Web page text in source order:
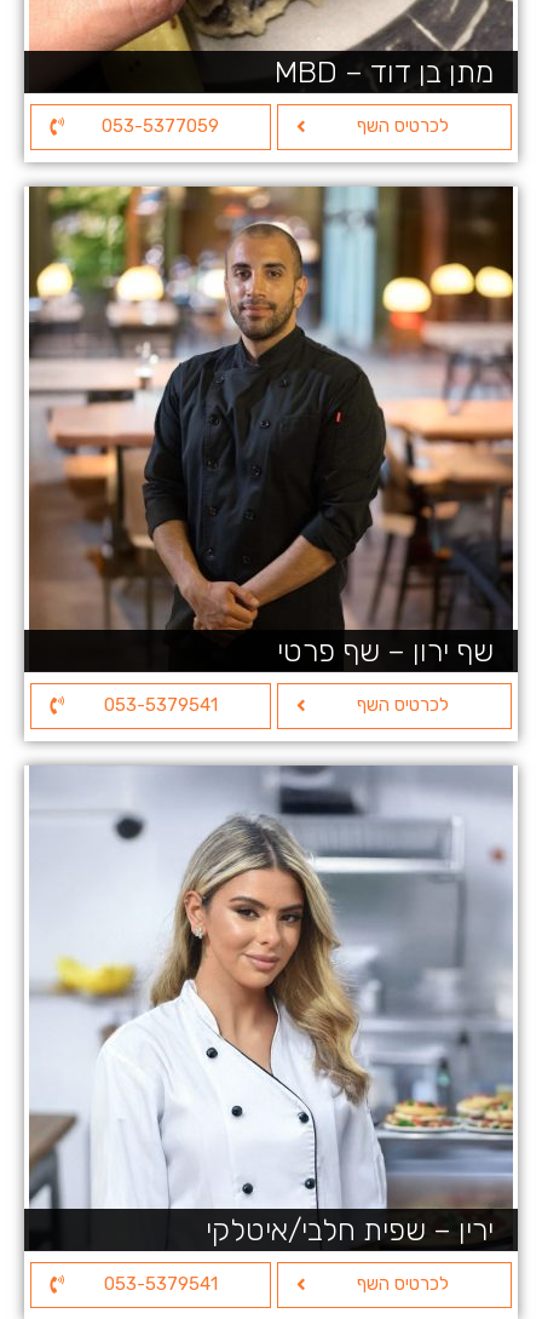
מתן בן דוד – MBD
לכרטיס השף 053-5377059
שף ירון – שף פרטי
לכרטיס השף 053-5379541
ירין – שפית חלבי/איטלקי
לכרטיס השף 053-5379541